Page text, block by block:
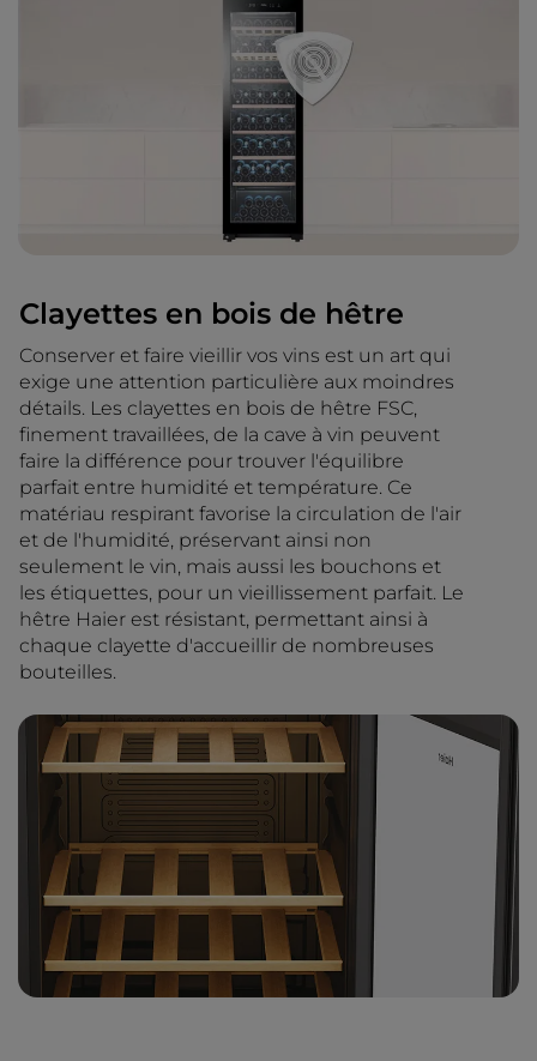
Clayettes en bois de hêtre
Conserver et faire vieillir vos vins est un art qui
exige une attention particulière aux moindres
détails. Les clayettes en bois de hêtre FSC,
finement travaillées, de la cave à vin peuvent
faire la différence pour trouver l'équilibre
parfait entre humidité et température. Ce
matériau respirant favorise la circulation de l'air
et de l'humidité, préservant ainsi non
seulement le vin, mais aussi les bouchons et
les étiquettes, pour un vieillissement parfait. Le
hêtre Haier est résistant, permettant ainsi à
chaque clayette d'accueillir de nombreuses
bouteilles.